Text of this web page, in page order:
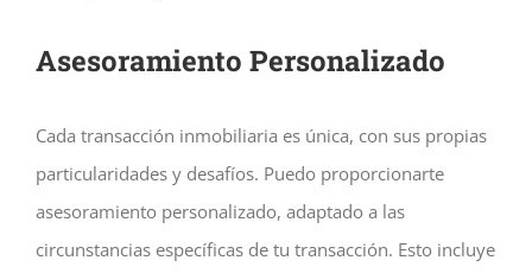
Asesoramiento Personalizado
Cada transacción inmobiliaria es única, con sus propias
particularidades y desafíos. Puedo proporcionarte
asesoramiento personalizado, adaptado a las
circunstancias específicas de tu transacción. Esto incluye